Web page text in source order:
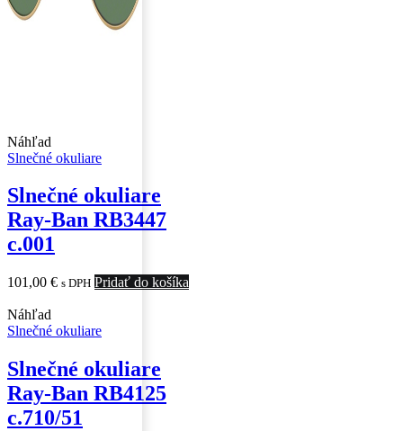
Náhľad
Slnečné okuliare
Slnečné okuliare
Ray-Ban RB3447
c.001
101,00 € s DPH Pridať do košíka
Náhľad
Slnečné okuliare
Slnečné okuliare
Ray-Ban RB4125
c.710/51